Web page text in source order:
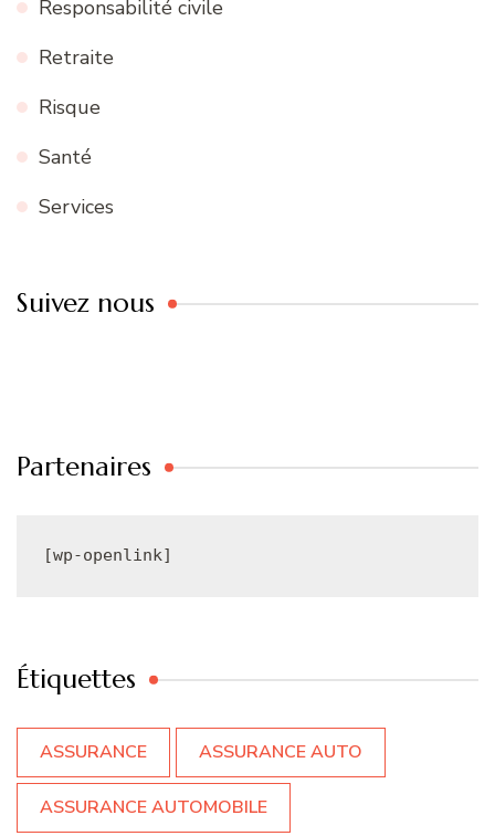
Responsabilité civile
Retraite
Risque
Santé
Services
Suivez nous
Partenaires
[wp-openlink]
Étiquettes
ASSURANCE ASSURANCE AUTO
ASSURANCE AUTOMOBILE